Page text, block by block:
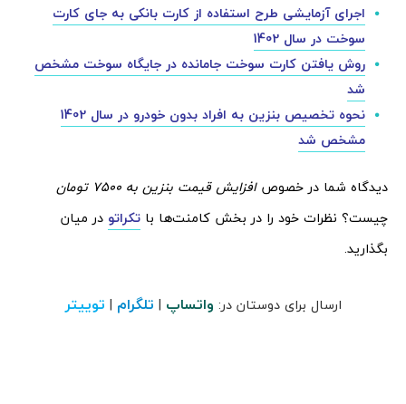
اجرای آزمایشی طرح استفاده از کارت بانکی به جای کارت
سوخت در سال 1402
روش یافتن کارت سوخت جامانده در جایگاه سوخت مشخص
شد
نحوه تخصیص بنزین به افراد بدون خودرو در سال 1402
مشخص شد
دیدگاه شما در خصوصافزایش قیمت بنزین به 7500 تومان
چیست؟ نظرات خود را در بخش کامنت‌ها با تکراتو در میان
بگذارید.
ارسال برای دوستان در: واتساپ | تلگرام | توییتر